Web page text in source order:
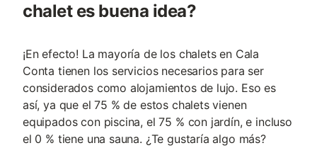
chalet es buena idea?
¡En efecto! La mayoría de los chalets en Cala
Conta tienen los servicios necesarios para ser
considerados como alojamientos de lujo. Eso es
así, ya que el 75 % de estos chalets vienen
equipados con piscina, el 75 % con jardín, e incluso
el 0 % tiene una sauna. ¿Te gustaría algo más?